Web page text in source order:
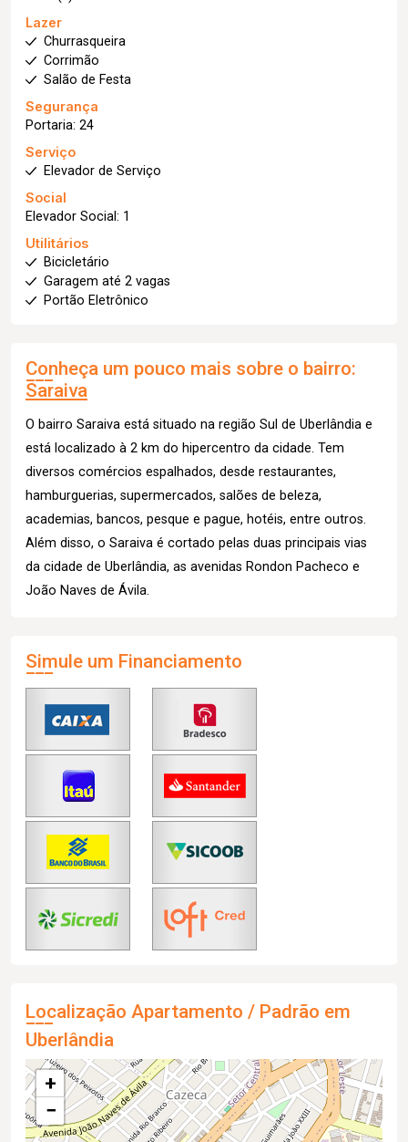
Lazer
Churrasqueira
Corrimão
Salão de Festa
Segurança
Portaria: 24
Serviço
Elevador de Serviço
Social
Elevador Social: 1
Utilitários
Bicicletário
Garagem até 2 vagas
Portão Eletrônico
Conheça um pouco mais sobre o bairro:
Saraiva
O bairro Saraiva está situado na região Sul de Uberlândia e
está localizado à 2 km do hipercentro da cidade. Tem
diversos comércios espalhados, desde restaurantes,
hamburguerias, supermercados, salões de beleza,
academias, bancos, pesque e pague, hotéis, entre outros.
Além disso, o Saraiva é cortado pelas duas principais vias
da cidade de Uberlândia, as avenidas Rondon Pacheco e
João Naves de Ávila.
Simule um Financiamento
Localização Apartamento / Padrão em
Uberlândia
+
−